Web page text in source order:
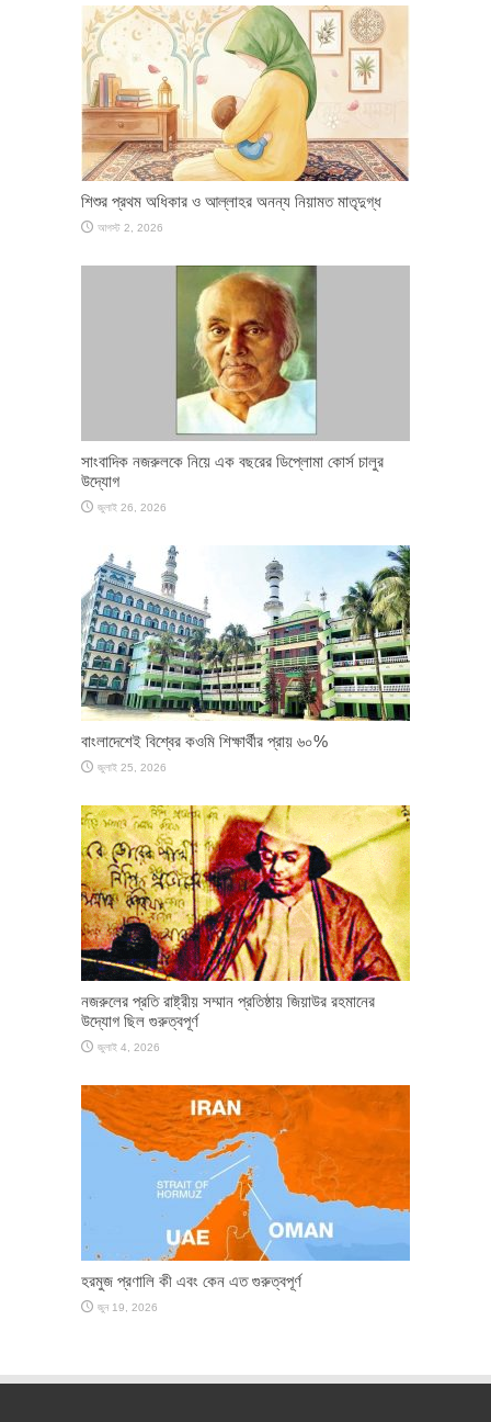
শিশুর প্রথম অধিকার ও আল্লাহর অনন্য নিয়ামত মাতৃদুগ্ধ
আগস্ট 2, 2026
সাংবাদিক নজরুলকে নিয়ে এক বছরের ডিপ্লোমা কোর্স চালুর
উদ্যোগ
জুলাই 26, 2026
বাংলাদেশেই বিশ্বের কওমি শিক্ষার্থীর প্রায় ৬০%
জুলাই 25, 2026
নজরুলের প্রতি রাষ্ট্রীয় সম্মান প্রতিষ্ঠায় জিয়াউর রহমানের
উদ্যোগ ছিল গুরুত্বপূর্ণ
জুলাই 4, 2026
হরমুজ প্রণালি কী এবং কেন এত গুরুত্বপূর্ণ
জুন 19, 2026